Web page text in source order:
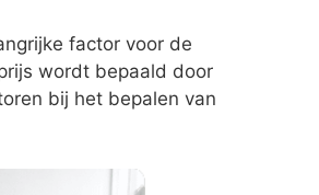
factor voor de
wordt bepaald door
bij het bepalen van